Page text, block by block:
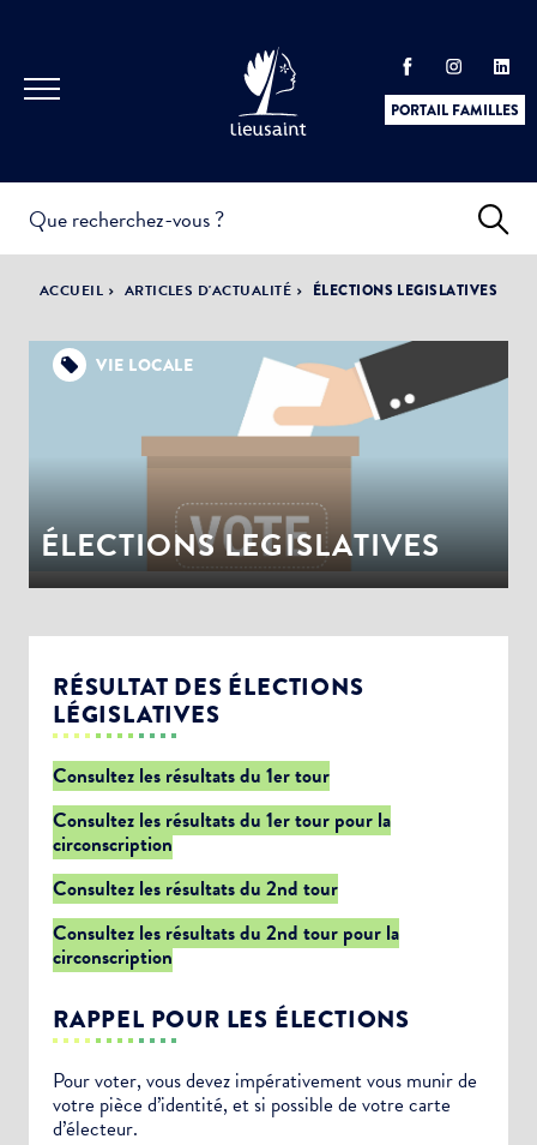
PORTAIL FAMILLES
PRATIQUES &
DÉMARCHES
ACTUALITÉS &
ÉVÈNEMENTS
LA VILLE
DÉMOCRATIE
PARTICIPATIVE
ACCUEIL ARTICLES D'ACTUALITÉ ÉLECTIONS LEGISLATIVES
VIE LOCALE
ÉLECTIONS LEGISLATIVES
RÉSULTAT DES ÉLECTIONS
LÉGISLATIVES
Consultez les résultats du 1er tour
Consultez les résultats du 1er tour pour la
circonscription
Consultez les résultats du 2nd tour
Consultez les résultats du 2nd tour pour la
circonscription
RAPPEL POUR LES ÉLECTIONS
Pour voter, vous devez impérativement vous munir de
votre pièce d’identité, et si possible de votre carte
d’électeur.